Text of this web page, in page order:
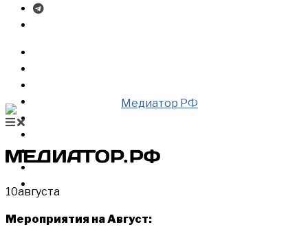
ВИДЕО
10августа
Мероприятия на Август: